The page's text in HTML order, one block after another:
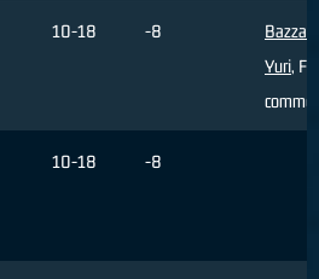
10-18 -8
Yuri,
10-18 -8